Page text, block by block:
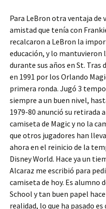
Para LeBron otra ventaja de
amistad que tenía con
recalcaron a LeBron la
educación, y lo
durante sus años en St. Tras
en 1991 por los Orlando
primera ronda. Jugó 3
siempre a un buen nivel,
1979-80 anunció su retirada
camiseta de Magic y no la
que otros jugadores han
ahora en el reinicio de la
Disney World. Hace ya un
Alcaraz me escribió para
camiseta de hoy. Es alumno
School y tan buen papel
realidad, lo que ha pasado